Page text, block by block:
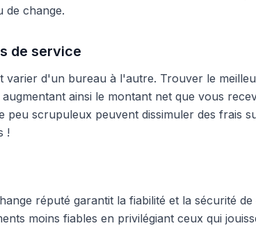
de change.
de service
varier d'un bureau à l'autre. Trouver le
ainsi le montant net que vous
peu scrupuleux peuvent dissimuler des frais
!
réputé garantit la fiabilité et la sécurité
moins fiables en privilégiant ceux qui